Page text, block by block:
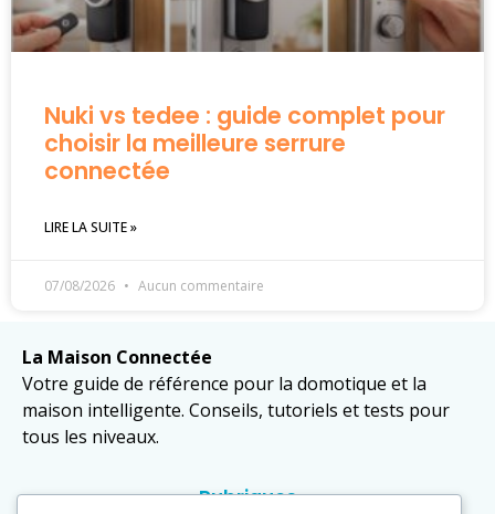
Nuki vs tedee : guide complet pour
choisir la meilleure serrure
connectée
LIRE LA SUITE »
07/08/2026 Aucun commentaire
La Maison Connectée
Votre guide de référence pour la domotique et la
maison intelligente. Conseils, tutoriels et tests pour
tous les niveaux.
Rubriques